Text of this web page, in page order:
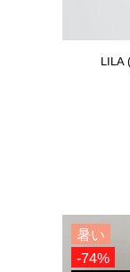
LILA
暑い
-74%